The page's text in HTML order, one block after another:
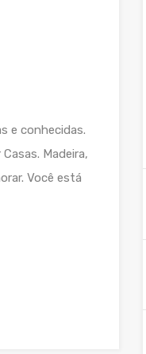
e conhecidas.
Madeira,
Você está